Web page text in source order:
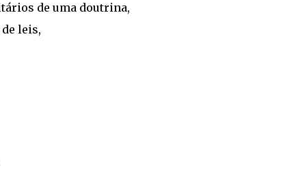
de uma doutrina,
leis,